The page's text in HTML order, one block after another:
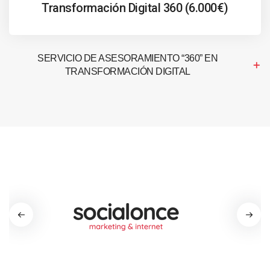
Transformación Digital 360 (6.000€)
SERVICIO DE ASESORAMIENTO “360” EN
TRANSFORMACIÓN DIGITAL